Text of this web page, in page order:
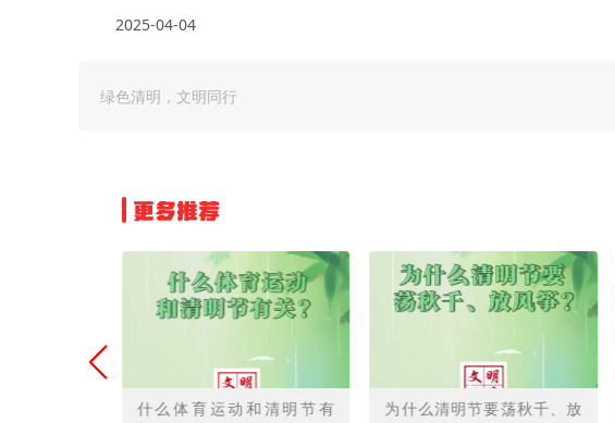
2025-04-04
绿色清明，文明同行
更多推荐
什么体育运动和清明节有
为什么清明节要荡秋千、放
听风听雨过清明